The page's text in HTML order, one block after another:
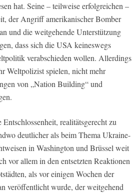
hat. Seine – teilweise erfolgreichen –
der Angriff amerikanischer Bomber
und die weitgehende Unterstützung
dass sich die USA keineswegs
verabschieden wollen. Allerdings
Weltpolizist spielen, nicht mehr
von „Nation Building“ und
realitätsgerecht zu
deutlicher als beim Thema Ukraine-
in Washington und Brüssel weit
vor allem in den entsetzten Reaktionen
als vor einigen Wochen der
veröffentlicht wurde, der weitgehend